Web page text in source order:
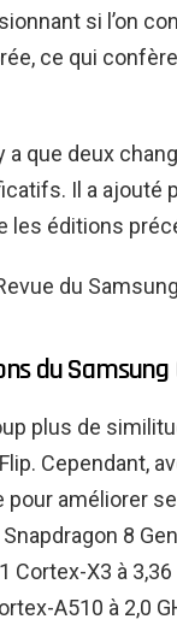
si l’on
ce qui
a que deux
Il a ajouté
les éditions
Revue du
du Samsung
plus de
Cependant,
pour améliorer
8
Cortex-X3 à
A510 à 2,0